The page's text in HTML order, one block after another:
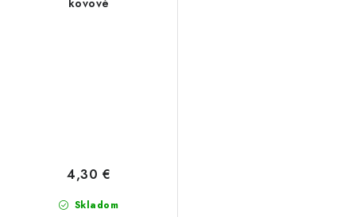
kovové
Skladom
4,30 €